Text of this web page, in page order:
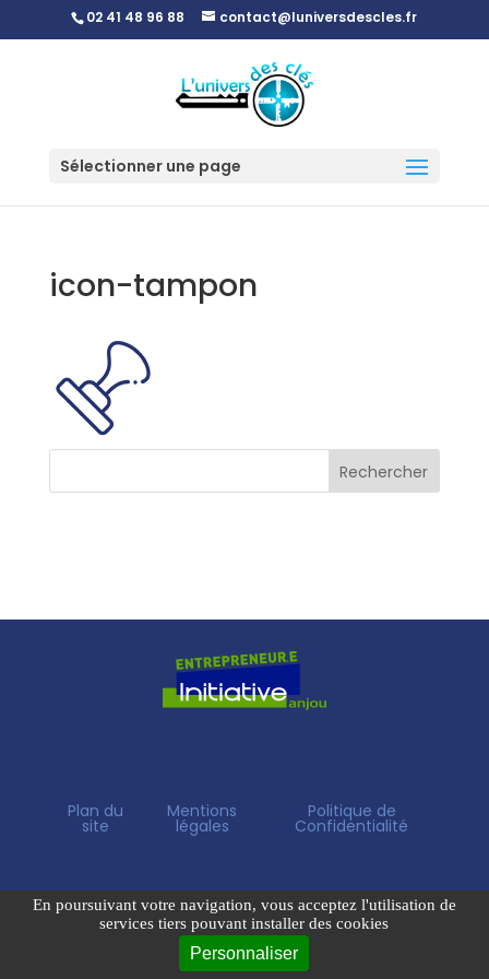
En poursuivant votre navigation, vous acceptez l'utilisation de
services tiers pouvant installer des cookies
Personnaliser
02 41 48 96 88 contact@luniversdescles.fr
Sélectionner une page
icon-tampon
Plan du
site
Mentions
légales
Politique de
Confidentialité